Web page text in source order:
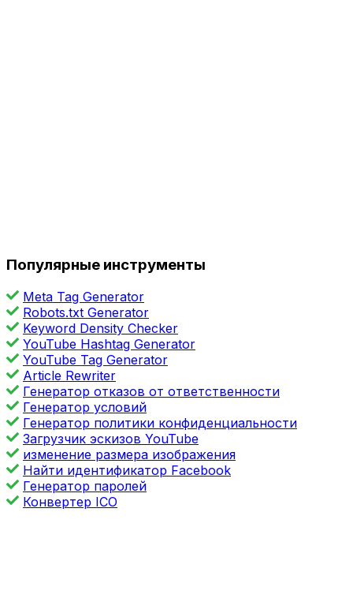
Популярные инструменты
Meta Tag Generator
Robots.txt Generator
Keyword Density Checker
YouTube Hashtag Generator
YouTube Tag Generator
Article Rewriter
Генератор отказов от ответственности
Генератор условий
Генератор политики конфиденциальности
Загрузчик эскизов YouTube
изменение размера изображения
Найти идентификатор Facebook
Генератор паролей
Конвертер ICO